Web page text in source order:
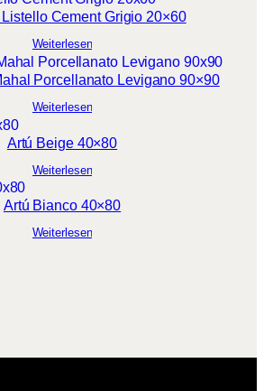
Cement Grigio 20×60
Weiterlesen
Porcellanato Levigano 90×90
Weiterlesen
Artú Beige 40×80
Weiterlesen
Artú Bianco 40×80
Weiterlesen